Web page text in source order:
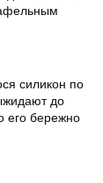
силикон по
до
его бережно